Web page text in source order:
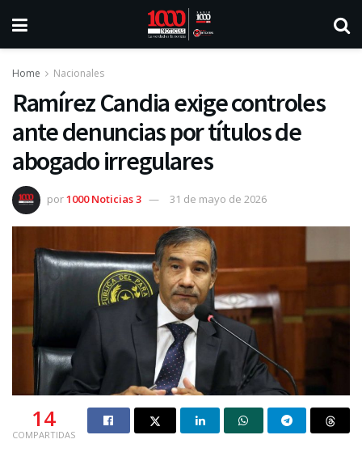
Home Nacionales
Ramírez Candia exige controles
ante denuncias por títulos de
abogado irregulares
por1000 Noticias 3 31 de mayo de 2026
14
COMPARTIDAS